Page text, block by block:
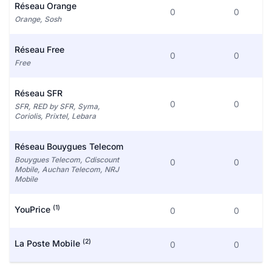
Réseau Orange
Orange, Sosh
0 0
Réseau Free
Free
0 0
Réseau SFR
SFR, RED by SFR, Syma,
Coriolis, Prixtel, Lebara
0 0
Réseau Bouygues Telecom
Bouygues Telecom, Cdiscount
Mobile, Auchan Telecom, NRJ
Mobile
0 0
YouPrice (1) 0 0
La Poste Mobile (2) 0 0